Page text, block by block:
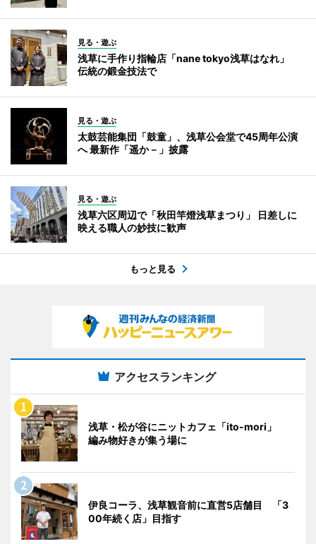
見る・遊ぶ
浅草に手作り指輪店「nane tokyo浅草はなれ」
伝統の鍛金技法で
見る・遊ぶ
太鼓芸能集団「鼓童」、浅草公会堂で45周年公演
へ 最新作「遥か－」披露
見る・遊ぶ
浅草六区周辺で「秋田竿燈浅草まつり」 日差しに
映える職人の妙技に歓声
もっと見る
アクセスランキング
浅草・松が谷にニットカフェ「ito-mori」
編み物好きが集う場に
伊良コーラ、浅草観音前に直営5店舗目 「3
00年続く店」目指す